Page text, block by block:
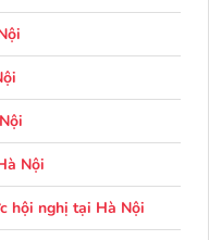
Nội
hội nghị tại Hà Nội